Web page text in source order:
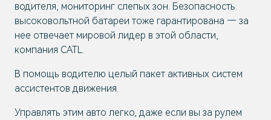
водителя, мониторинг слепых зон. Безопасность
высоковольтной батареи тоже гарантирована — за
нее отвечает мировой лидер в этой области,
компания CATL.
В помощь водителю целый пакет активных систем
ассистентов движения.
Управлять этим авто легко, даже если вы за рулем